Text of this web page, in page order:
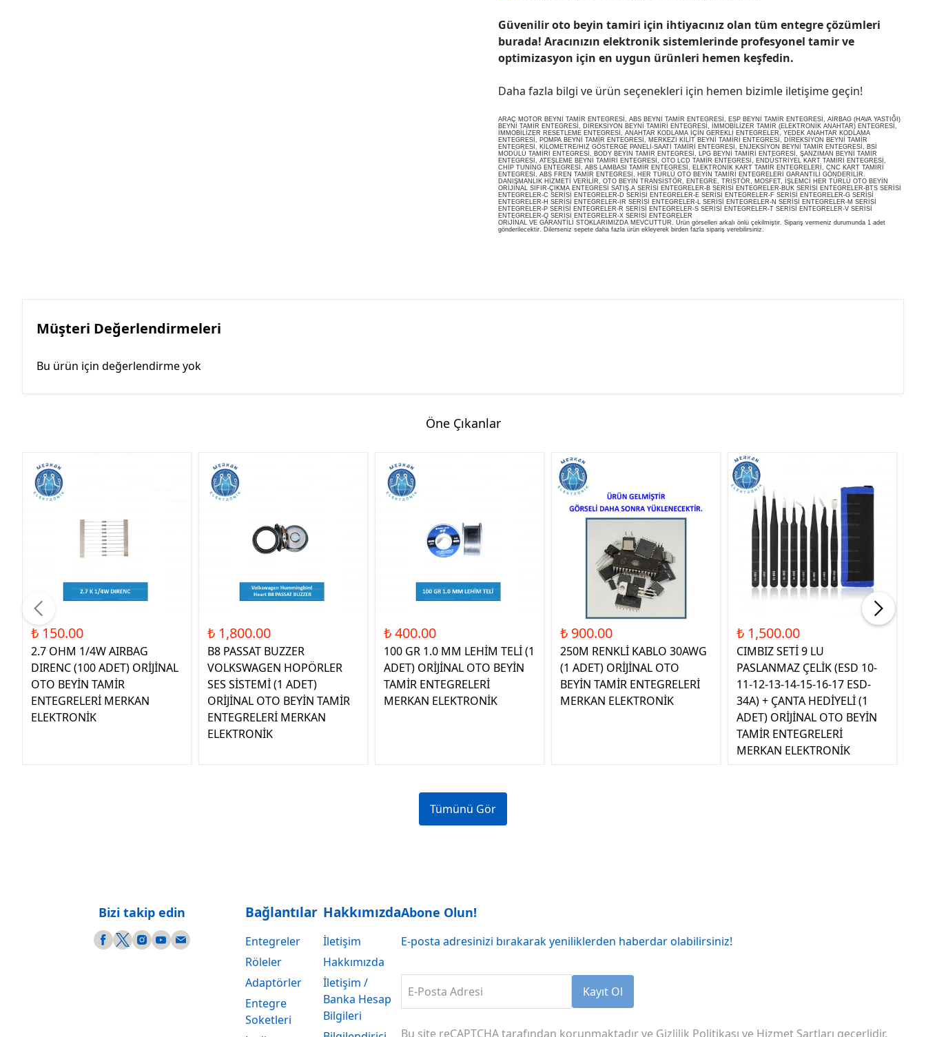
Güvenilir oto beyin tamiri için ihtiyacınız olan tüm entegre çözümleri
burada! Aracınızın elektronik sistemlerinde profesyonel tamir ve
optimizasyon için en uygun ürünleri hemen keşfedin.
Daha fazla bilgi ve ürün seçenekleri için hemen bizimle iletişime geçin!
ARAÇ MOTOR BEYNİ TAMİR ENTEGRESİ, ABS BEYNİ TAMİR ENTEGRESİ, ESP BEYNİ TAMİR ENTEGRESİ, AİRBAG (HAVA YASTIĞI)
BEYNİ TAMİR ENTEGRESİ, DİREKSİYON BEYNİ TAMİRİ ENTEGRESİ, İMMOBİLİZER TAMİR (ELEKTRONİK ANAHTAR) ENTEGRESİ,
İMMOBİLİZER RESETLEME ENTEGRESİ, ANAHTAR KODLAMA İÇİN GEREKLİ ENTEGRELER, YEDEK ANAHTAR KODLAMA
ENTEGRESİ, POMPA BEYNİ TAMİR ENTEGRESİ, MERKEZİ KİLİT BEYNİ TAMİRİ ENTEGRESİ, DİREKSİYON BEYNİ TAMİR
ENTEGRESİ, KİLOMETRE/HIZ GÖSTERGE PANELİ-SAATİ TAMİRİ ENTEGRESİ, ENJEKSİYON BEYNİ TAMİR ENTEGRESİ, BSİ
MODÜLÜ TAMİRİ ENTEGRESİ, BODY BEYİN TAMİR ENTEGRESİ, LPG BEYNİ TAMİRİ ENTEGRESİ, ŞANZIMAN BEYNİ TAMİR
ENTEGRESİ, ATEŞLEME BEYNİ TAMİRİ ENTEGRESİ, OTO LCD TAMİR ENTEGRESİ, ENDÜSTRİYEL KART TAMİRİ ENTEGRESİ,
CHİP TUNİNG ENTEGRESİ, ABS LAMBASI TAMİR ENTEGRESİ, ELEKTRONİK KART TAMİR ENTEGRELERİ, CNC KART TAMİRİ
ENTEGRESİ, ABS FREN TAMİR ENTEGRESİ, HER TÜRLÜ OTO BEYİN TAMİRİ ENTEGRELERİ GARANTİLİ GÖNDERİLİR.
DANIŞMANLIK HİZMETİ VERİLİR, OTO BEYİN TRANSİSTÖR, ENTEGRE, TRİSTÖR, MOSFET, İŞLEMCİ HER TÜRLÜ OTO BEYİN
ORİJİNAL SIFIR-ÇIKMA ENTEGRESİ SATIŞ.A SERİSİ ENTEGRELER-B SERİSİ ENTEGRELER-BUK SERİSİ ENTEGRELER-BTS SERİSİ
ENTEGRELER-C SERİSİ ENTEGRELER-D SERİSİ ENTEGRELER-E SERİSİ ENTEGRELER-F SERİSİ ENTEGRELER-G SERİSİ
ENTEGRELER-H SERİSİ ENTEGRELER-IR SERİSİ ENTEGRELER-L SERİSİ ENTEGRELER-N SERİSİ ENTEGRELER-M SERİSİ
ENTEGRELER-P SERİSİ ENTEGRELER-R SERİSİ ENTEGRELER-S SERİSİ ENTEGRELER-T SERİSİ ENTEGRELER-V SERİSİ
ENTEGRELER-Q SERİSİ ENTEGRELER-X SERİSİ ENTEGRELER
ORiJİNAL VE GARANTİLİ STOKLARIMIZDA MEVCUTTUR. Ürün görselleri arkalı önlü çekilmiştir. Sipariş vermeniz durumunda 1 adet
gönderilecektir. Dilerseniz sepete daha fazla ürün ekleyerek birden fazla sipariş verebilirsiniz.
Müşteri Değerlendirmeleri
Bu ürün için değerlendirme yok
Öne Çıkanlar
₺ 150.00
2.7 OHM 1/4W AIRBAG
DIRENC (100 ADET) ORİJİNAL
OTO BEYİN TAMİR
ENTEGRELERİ MERKAN
ELEKTRONİK
₺ 1,800.00
B8 PASSAT BUZZER
VOLKSWAGEN HOPÖRLER
SES SİSTEMİ (1 ADET)
ORİJİNAL OTO BEYİN TAMİR
ENTEGRELERİ MERKAN
ELEKTRONİK
₺ 400.00
100 GR 1.0 MM LEHİM TELİ (1
ADET) ORİJİNAL OTO BEYİN
TAMİR ENTEGRELERİ
MERKAN ELEKTRONİK
₺ 900.00
250M RENKLİ KABLO 30AWG
(1 ADET) ORİJİNAL OTO
BEYİN TAMİR ENTEGRELERİ
MERKAN ELEKTRONİK
₺ 1,500.00
CIMBIZ SETİ 9 LU
PASLANMAZ ÇELİK (ESD 10-
11-12-13-14-15-16-17 ESD-
34A) + ÇANTA HEDİYELİ (1
ADET) ORİJİNAL OTO BEYİN
TAMİR ENTEGRELERİ
MERKAN ELEKTRONİK
Tümünü Gör
Bizi takip edin Bağlantılar
Entegreler
Röleler
Adaptörler
Entegre
Soketleri
Hakkımızda
İletişim
Hakkımızda
İletişim /
Banka Hesap
Bilgileri
Abone Olun!
E-posta adresinizi bırakarak yeniliklerden haberdar olabilirsiniz!
E-Posta Adresi Kayıt Ol
Bu site reCAPTCHA tarafından korunmaktadır ve Gizlilik Politikası ve Hizmet Şartları geçerlidir.